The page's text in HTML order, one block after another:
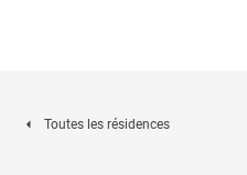
Toutes les résidences